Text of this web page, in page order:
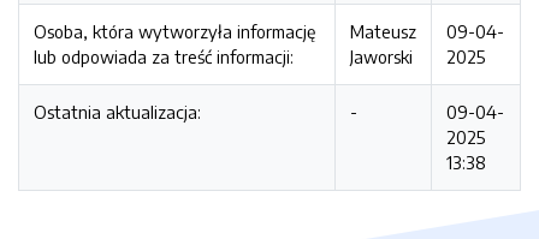
Osoba, która wytworzyła informację
lub odpowiada za treść informacji:
Mateusz
Jaworski
09-04-
2025
Ostatnia aktualizacja: -
09-04-
2025
13:38